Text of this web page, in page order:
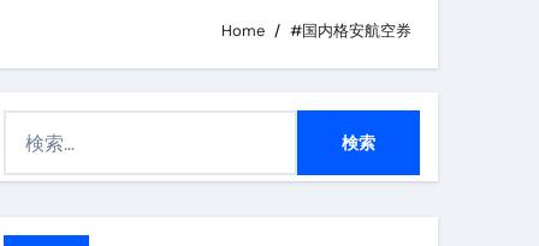
| ダイエット中の食事
Home #国内格安航空券